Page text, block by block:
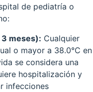
de pediatría o
meses): Cualquier
o mayor a 38.0°C en
se considera una
hospitalización y
infecciones